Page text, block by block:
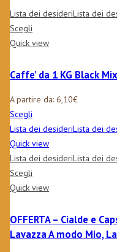
Lista dei desideriLista dei
Scegli
Quick view
Caffe’ da 1 KG Black
A partire da: 6,10€
Scegli
Lista dei desideriLista dei
Quick view
Lista dei desideriLista dei
Scegli
Quick view
OFFERTA – Cialde e
Lavazza A modo Mio,